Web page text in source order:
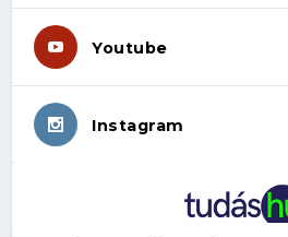
Youtube
Instagram